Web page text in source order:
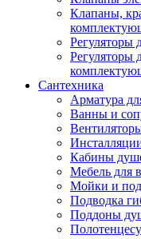
Клапаны,
Регуляторы
Регуляторы
Сантехника
Арматура
Ванны и
Кабины
Мебель для
Мойки и
Подводка
Поддоны